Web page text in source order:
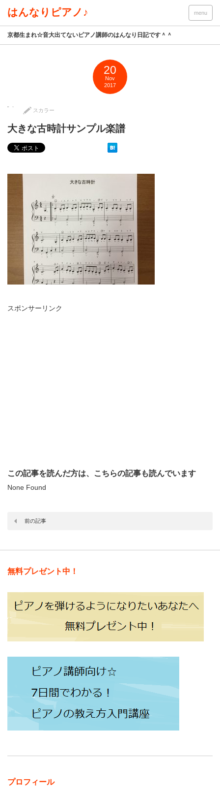
はんなりピアノ♪ menu
京都生まれ☆音大出てないピアノ講師のはんなり日記です＾＾
20
Nov
2017
スカラー
大きな古時計サンプル楽譜
スポンサーリンク
この記事を読んだ方は、こちらの記事も読んでいます
None Found
前の記事
無料プレゼント中！
プロフィール